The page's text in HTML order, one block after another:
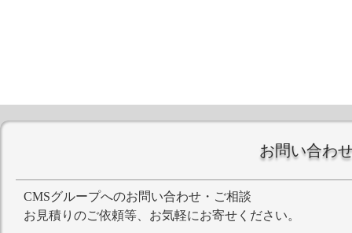
お問い合わ
CMSグループへのお問い合わせ・ご相談
お見積りのご依頼等、お気軽にお寄せください。